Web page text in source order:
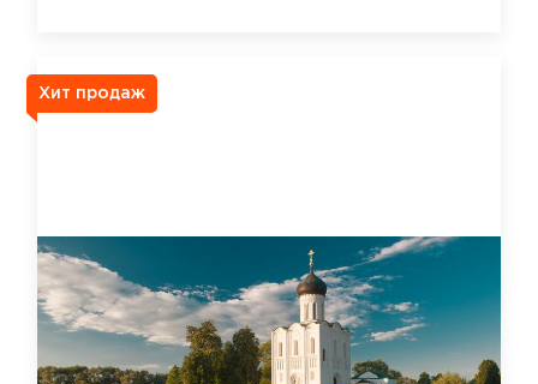
Хит продаж